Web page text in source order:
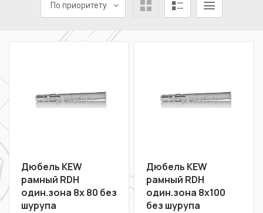
По приоритету
Дюбель KEW
рамный RDН
один.зона 8х 80 без
шурупа
Дюбель KEW
рамный RDН
один.зона 8х100
без шурупа